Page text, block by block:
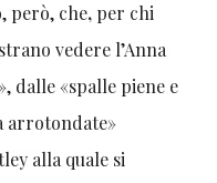
però, che,per chi
vedere l’Anna
dalle «spalle piene e
arrotondate»
alla quale si